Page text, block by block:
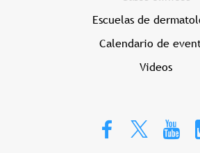
Escuelas de
Calendario de
Videos